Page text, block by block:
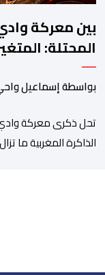
بين معركة
المحتلة:
الصد الوطني
بواسطة إسماعيل
تحل ذكرى معركة
الذاكرة المغربية